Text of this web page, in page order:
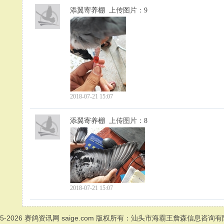
添翼寄养棚 上传图片： 9
2018-07-21 15:07
添翼寄养棚 上传图片： 8
2018-07-21 15:07
2026 赛鸽资讯网 saige.com 版权所有：汕头市海霸王詹森信息咨询有